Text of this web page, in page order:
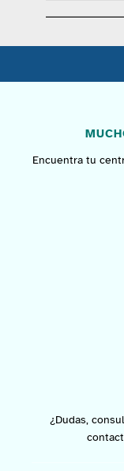
Encuentra tu
¿Dudas,